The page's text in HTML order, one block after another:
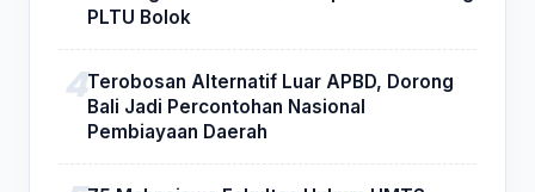
PLTU Bolok
Terobosan Alternatif Luar APBD, Dorong
Bali Jadi Percontohan Nasional
Pembiayaan Daerah